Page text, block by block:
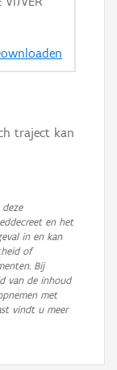
traject kan
en het
in en kan
of
Bij
van de inhoud
met
vindt u meer